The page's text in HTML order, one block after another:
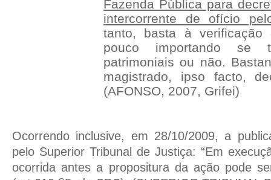
Fazenda Pública para
intercorrente de ofício
tanto, basta à verificação
pouco importando se
patrimoniais ou não.
magistrado, ipso facto,
(AFONSO, 2007, Grifei)
Ocorrendo inclusive, em 28/10/2009, a
pelo Superior Tribunal de Justiça: “Em
ocorrida antes a propositura da ação pode